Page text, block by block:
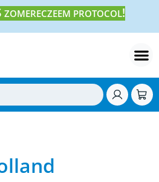
ZOMERECZEEM PROTOCOL!